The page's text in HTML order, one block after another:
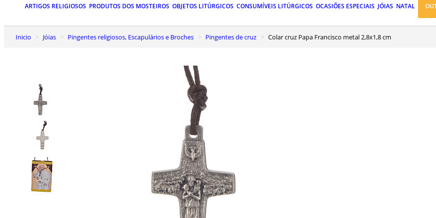
ARTIGOS RELIGIOSOS PRODUTOS DOS MOSTEIROS OBJETOS LITÚRGICOS CONSUMÍVEIS LITÚRGICOS OCASIÕES ESPECIAIS JÓIAS NATAL
Inicio Jóias Pingentes religiosos, Escapulários e Broches Pingentes de cruz Colar cruz Papa Francisco metal 2,8x1,8 cm